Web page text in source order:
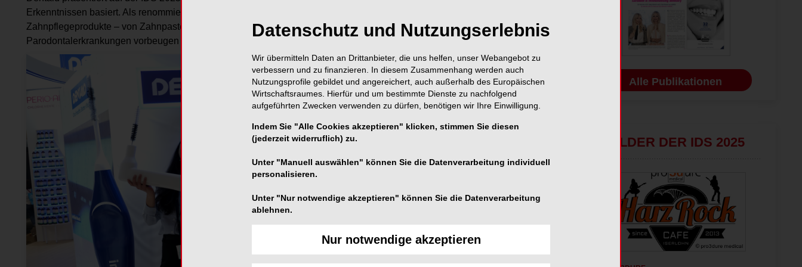
Erkenntnissen basiert. Als renommierter Experte für Mundhygiene entwickelt das Unternehmen hochwertige
Zahnpflegeprodukte – von Zahnpasten und Mundspüllösungen bis hin zu spezialisierten Bürsten, die gezielt
Parodontalerkrankungen vorbeugen und behandeln.
Alle Publikationen
BILDER DER IDS 2025
Datenschutz und Nutzungserlebnis
Wir übermitteln Daten an Drittanbieter, die uns helfen, unser Webangebot zu
verbessern und zu finanzieren. In diesem Zusammenhang werden auch
Nutzungsprofile gebildet und angereichert, auch außerhalb des Europäischen
Wirtschaftsraumes. Hierfür und um bestimmte Dienste zu nachfolgend
aufgeführten Zwecken verwenden zu dürfen, benötigen wir Ihre Einwilligung.
Indem Sie "Alle Cookies akzeptieren" klicken, stimmen Sie diesen
(jederzeit widerruflich) zu.
Unter "Manuell auswählen" können Sie die Datenverarbeitung individuell
personalisieren.
Unter "Nur notwendige akzeptieren" können Sie die Datenverarbeitung
ablehnen.
Nur notwendige akzeptieren